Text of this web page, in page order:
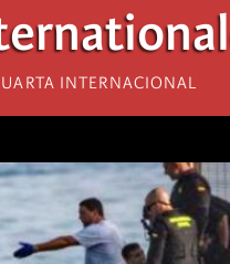
Internacional